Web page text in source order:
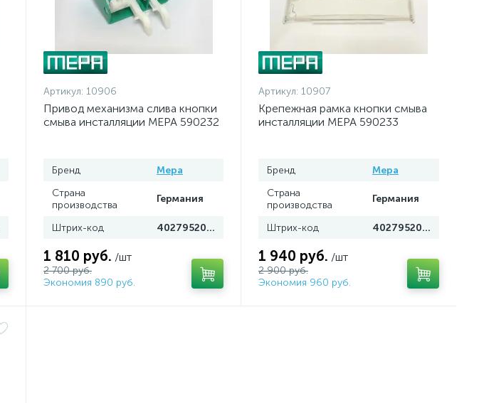
Артикул: 10906
Привод механизма слива кнопки
смыва инсталляции MEPA 590232
Бренд
Mepa
Страна
производства
Германия
Штрих-код 4027952021835
1 810 руб. /шт
2 700 руб.
Экономия 890 руб.
Артикул: 10907
Крепежная рамка кнопки смыва
инсталляции MEPA 590233
Бренд
Mepa
Страна
производства
Германия
Штрих-код 4027952024669
1 940 руб. /шт
2 900 руб.
Экономия 960 руб.